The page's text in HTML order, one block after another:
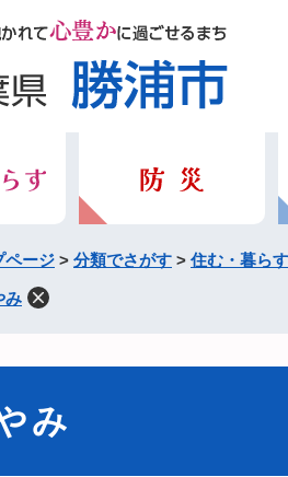
ページ > 分類でさがす > 住む・暮らす
み
み